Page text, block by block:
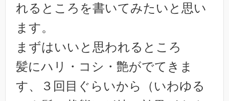
れるところを書いてみたいと思い
ます。
まずはいいと思われるところ
髪にハリ・コシ・艶がでてきま
す、３回目ぐらいから（いわゆる